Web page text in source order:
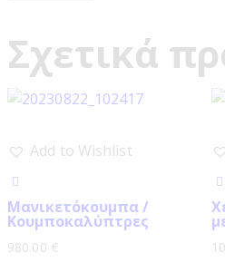
Σχετικά
Add to Wishlist
Μανικετόκουμπα /
Κουμποκαλύπτρες
980.00 €